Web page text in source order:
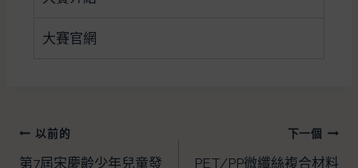
大賽官網
以前的
第7屆宋慶齡少年兒童發
下一個
PET/PP微纖絲複合材料